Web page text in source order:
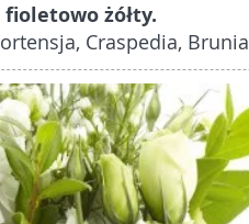
żółty.
Craspedia, Brunia